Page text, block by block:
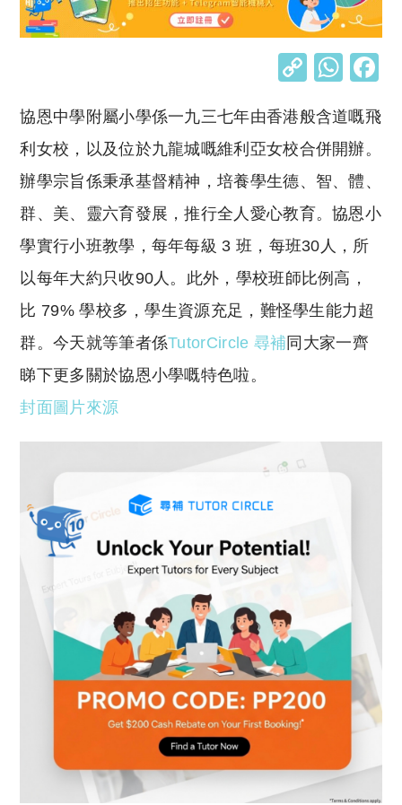
C
p
y
Li
n
k
W
at
s
A
p
p
協恩中學附屬小學係一九三七年由香港般含道嘅飛
利女校，以及位於九龍城嘅維利亞女校合併開辦。
辦學宗旨係秉承基督精神，培養學生德、智、體、
群、美、靈六育發展，推行全人愛心教育。協恩小
學實行小班教學，每年每級 3 班，每班30人，所
以每年大約只收90人。此外，學校班師比例高，
比 79% 學校多，學生資源充足，難怪學生能力超
群。今天就等筆者係TutorCircle 尋補 同大家一齊
睇下更多關於協恩小學嘅特色啦。
封面圖片來源